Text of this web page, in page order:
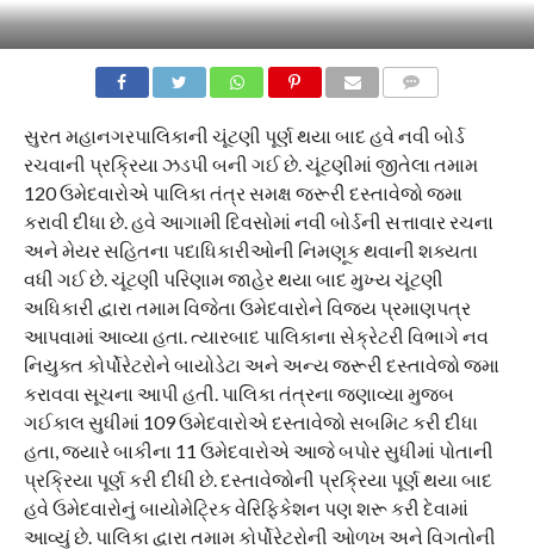
સુરત મહાનગરપાલિકાની ચૂંટણી પૂર્ણ થયા બાદ હવે નવી બોર્ડ
રચવાની પ્રક્રિયા ઝડપી બની ગઈ છે. ચૂંટણીમાં જીતેલા તમામ
120 ઉમેદવારોએ પાલિકા તંત્ર સમક્ષ જરૂરી દસ્તાવેજો જમા
કરાવી દીધા છે. હવે આગામી દિવસોમાં નવી બોર્ડની સત્તાવાર રચના
અને મેયર સહિતના પદાધિકારીઓની નિમણૂક થવાની શક્યતા
વધી ગઈ છે. ચૂંટણી પરિણામ જાહેર થયા બાદ મુખ્ય ચૂંટણી
અધિકારી દ્વારા તમામ વિજેતા ઉમેદવારોને વિજય પ્રમાણપત્ર
આપવામાં આવ્યા હતા. ત્યારબાદ પાલિકાના સેક્રેટરી વિભાગે નવ
નિયુક્ત કોર્પોરેટરોને બાયોડેટા અને અન્ય જરૂરી દસ્તાવેજો જમા
કરાવવા સૂચના આપી હતી. પાલિકા તંત્રના જણાવ્યા મુજબ
ગઈકાલ સુધીમાં 109 ઉમેદવારોએ દસ્તાવેજો સબમિટ કરી દીધા
હતા, જ્યારે બાકીના 11 ઉમેદવારોએ આજે બપોર સુધીમાં પોતાની
પ્રક્રિયા પૂર્ણ કરી દીધી છે. દસ્તાવેજોની પ્રક્રિયા પૂર્ણ થયા બાદ
હવે ઉમેદવારોનું બાયોમેટ્રિક વેરિફિકેશન પણ શરૂ કરી દેવામાં
આવ્યું છે. પાલિકા દ્વારા તમામ કોર્પોરેટરોની ઓળખ અને વિગતોની